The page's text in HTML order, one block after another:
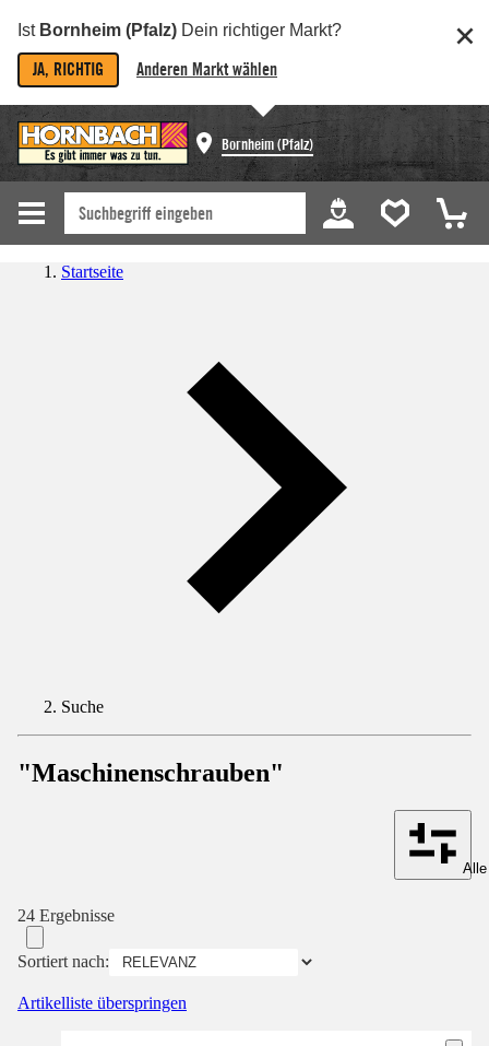
Ist Bornheim (Pfalz) Dein richtiger Markt?
JA, RICHTIG Anderen Markt wählen
Bornheim (Pfalz)
Startseite
Suche
"Maschinenschrauben"
24 Ergebnisse
Sortiert nach:
Artikelliste überspringen